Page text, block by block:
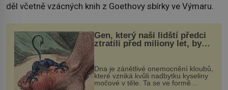
děl včetně vzácných knih z Goethovy sbírky ve Výmaru.
Gen, který naši lidští předci
ztratili před miliony let, by
mohl pomoci s léčbou
„nemoci králů“
Dna je zánětlivé onemocnění kloubů,
které vzniká kvůli nadbytku kyseliny
močové v těle. Ta se ve formě